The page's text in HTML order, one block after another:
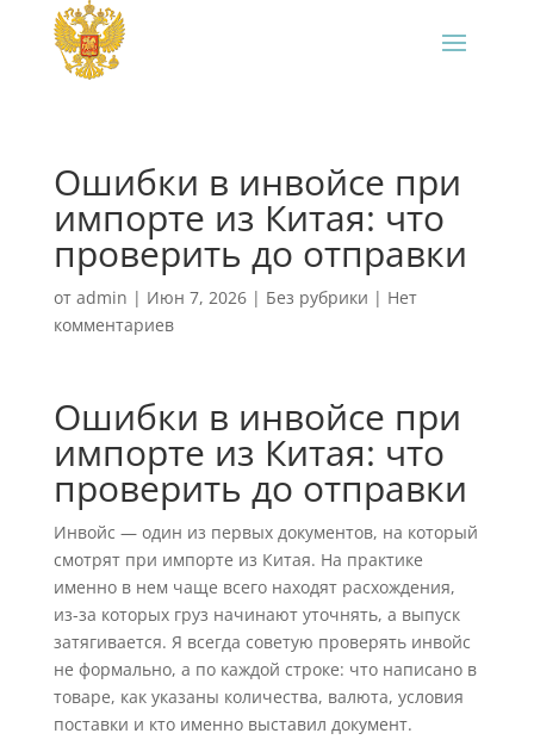
Ошибки в инвойсе при
импорте из Китая: что
проверить до отправки
от admin | Июн 7, 2026| Без рубрики | Нет
комментариев
Ошибки в инвойсе при
импорте из Китая: что
проверить до отправки
Инвойс — один из первых документов, на который
смотрят при импорте из Китая. На практике
именно в нем чаще всего находят расхождения,
из-за которых груз начинают уточнять, а выпуск
затягивается. Я всегда советую проверять инвойс
не формально, а по каждой строке: что написано в
товаре, как указаны количества, валюта, условия
поставки и кто именно выставил документ.